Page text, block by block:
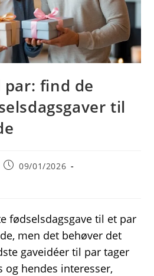
find de
til
Post09/01/2026
fødselsdagsgave til et par
men det behøver det
gaveidéer til par tager
og hendes interesser,